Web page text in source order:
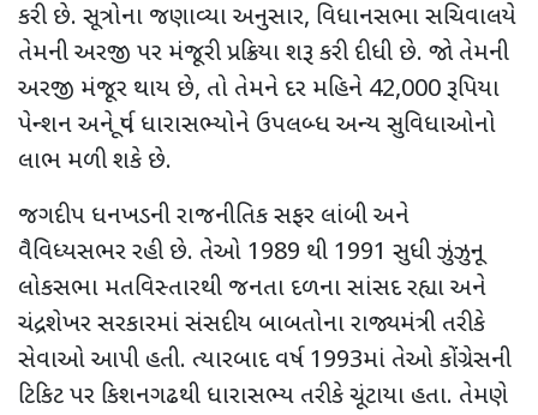
કરી છે. સૂત્રોના જણાવ્યા અનુસાર, વિધાનસભા સચિવાલયે
તેમની અરજી પર મંજૂરી પ્રક્રિયા શરૂ કરી દીધી છે. જો તેમની
અરજી મંજૂર થાય છે, તો તેમને દર મહિને 42,000રૂપિયા
પેન્શન અને પૂર્વ ધારાસભ્યોને ઉપલબ્ધ અન્ય સુવિધાઓનો
લાભ મળી શકે છે.
જગદીપ ધનખડની રાજનીતિક સફર લાંબી અને
વૈવિધ્યસભર રહી છે. તેઓ 1989 થી 1991 સુધી ઝુંઝુનૂ
લોકસભા મતવિસ્તારથી જનતા દળના સાંસદ રહ્યા અને
ચંદ્રશેખર સરકારમાં સંસદીય બાબતોના રાજ્યમંત્રી તરીકે
સેવાઓ આપી હતી. ત્યારબાદ વર્ષ 1993માં તેઓ કોંગ્રેસની
ટિકિટ પર કિશનગઢથી ધારાસભ્ય તરીકે ચૂંટાયા હતા. તેમણે